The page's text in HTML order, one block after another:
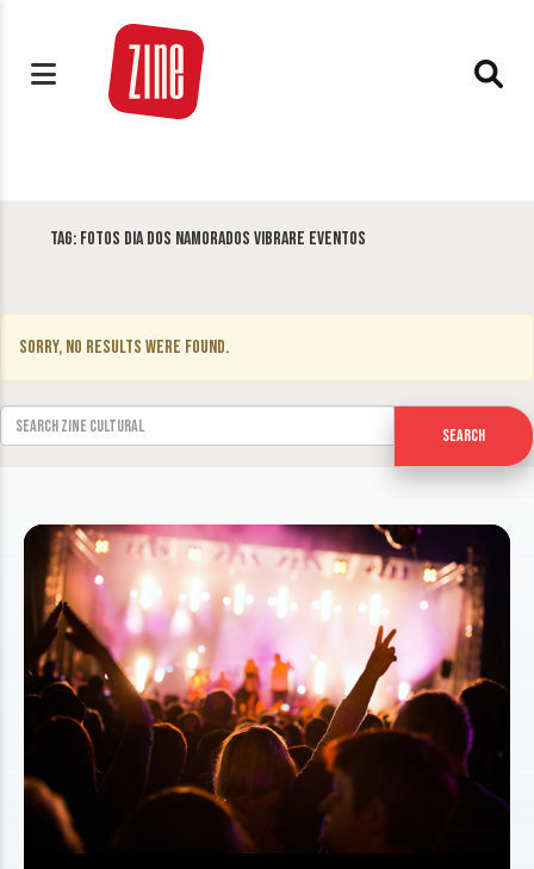
Tag: Fotos dia dos namorados Vibrare Eventos
Sorry, no results were found.
Search for:
Search